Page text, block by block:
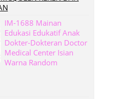
IM-1688 Mainan
Edukasi Edukatif Anak
Dokter-Dokteran Doctor
Medical Center Isian
Warna Random